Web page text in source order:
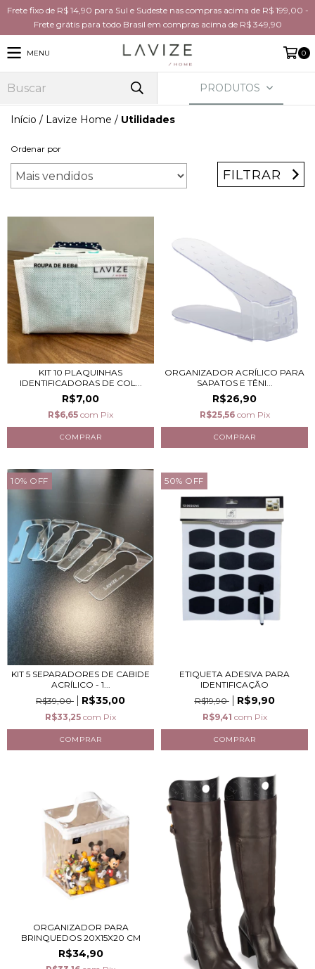
Frete fixo de R$ 14,90 para Sul e Sudeste nas compras acima de R$ 199,00 -
Frete grátis para todo Brasil em compras acima de R$ 349,90
MENU 0
PRODUTOS
Início / Lavize Home / Utilidades
Ordenar por
FILTRAR
KIT 10 PLAQUINHAS
IDENTIFICADORAS DE COL...
R$7,00
R$6,65 com Pix
ORGANIZADOR ACRÍLICO PARA
SAPATOS E TÊNI...
R$26,90
R$25,56 com Pix
10% OFF
KIT 5 SEPARADORES DE CABIDE
ACRÍLICO - 1...
R$39,00
R$35,00
R$33,25 com Pix
50% OFF
ETIQUETA ADESIVA PARA
IDENTIFICAÇÃO
R$19,90
R$9,90
R$9,41 com Pix
ORGANIZADOR PARA
BRINQUEDOS 20X15X20 CM
R$34,90